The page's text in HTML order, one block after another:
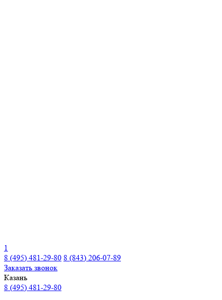
1
8 (495) 481-29-80 8 (843) 206-07-89
Заказать звонок
Казань
8 (495) 481-29-80